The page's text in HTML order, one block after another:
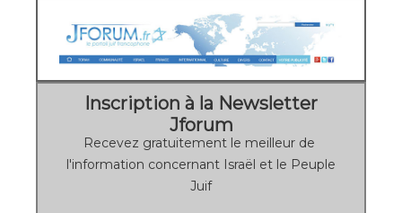
Inscription à la Newsletter
Jforum
Recevez gratuitement le meilleur de
l'information concernant Israël et le Peuple
Juif